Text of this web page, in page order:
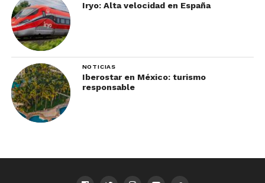
Iryo: Alta velocidad en España
NOTICIAS
Iberostar en México: turismo
responsable